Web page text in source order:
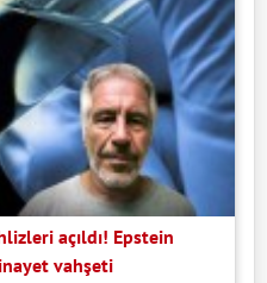
açıldı! Epstein
vahşeti